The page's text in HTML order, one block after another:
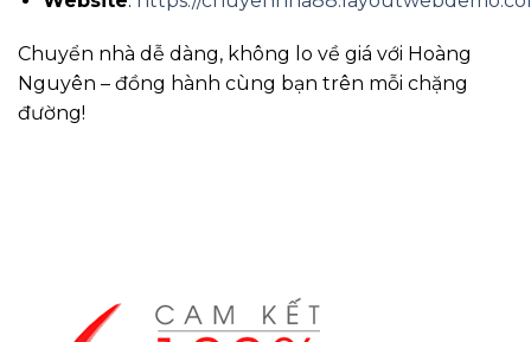
Chuyển nhà dễ dàng, không lo về giá với Hoàng
Nguyên – đồng hành cùng bạn trên mỗi chặng
đường!